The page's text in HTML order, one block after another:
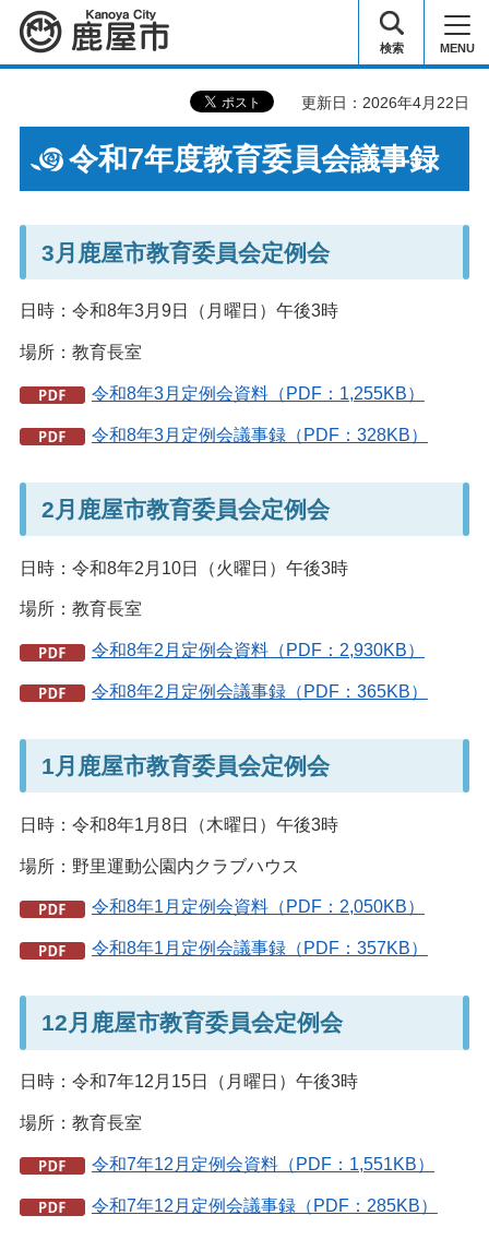
鹿屋市 検索 MENU
更新日：2026年4月22日
令和7年度教育委員会議事録
3月鹿屋市教育委員会定例会
日時：令和8年3月9日（月曜日）午後3時
場所：教育長室
令和8年3月定例会資料（PDF：1,255KB）
令和8年3月定例会議事録（PDF：328KB）
2月鹿屋市教育委員会定例会
日時：令和8年2月10日（火曜日）午後3時
場所：教育長室
令和8年2月定例会資料（PDF：2,930KB）
令和8年2月定例会議事録（PDF：365KB）
1月鹿屋市教育委員会定例会
日時：令和8年1月8日（木曜日）午後3時
場所：野里運動公園内クラブハウス
令和8年1月定例会資料（PDF：2,050KB）
令和8年1月定例会議事録（PDF：357KB）
12月鹿屋市教育委員会定例会
日時：令和7年12月15日（月曜日）午後3時
場所：教育長室
令和7年12月定例会資料（PDF：1,551KB）
令和7年12月定例会議事録（PDF：285KB）